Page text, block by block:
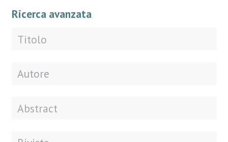
Ricerca avanzata